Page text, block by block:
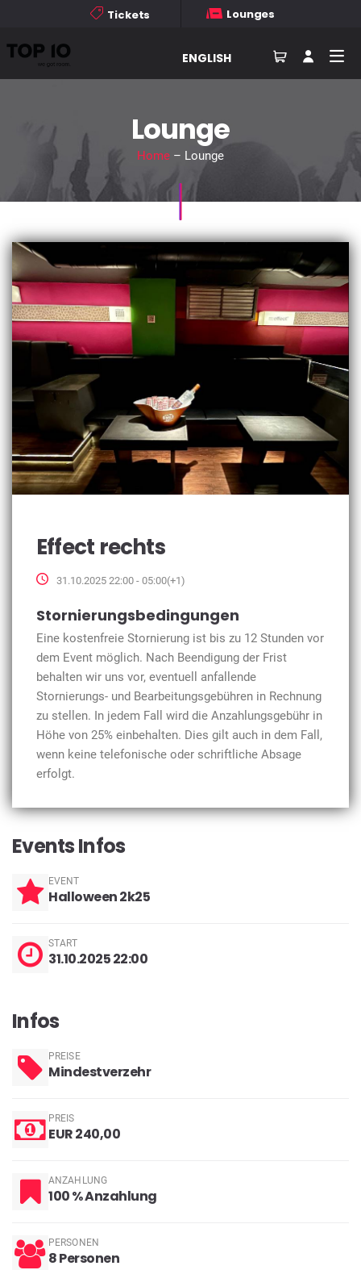
Tickets Lounges
ENGLISH
Lounge
Home– Lounge
Effect rechts
31.10.2025 22:00 - 05:00(+1)
Stornierungsbedingungen
Eine kostenfreie Stornierung ist bis zu 12 Stunden vor
dem Event möglich. Nach Beendigung der Frist
behalten wir uns vor, eventuell anfallende
Stornierungs- und Bearbeitungsgebühren in Rechnung
zu stellen. In jedem Fall wird die Anzahlungsgebühr in
Höhe von 25% einbehalten. Dies gilt auch in dem Fall,
wenn keine telefonische oder schriftliche Absage
erfolgt.
Events Infos
EVENT
Halloween 2k25
START
31.10.2025 22:00
Infos
PREISE
Mindestverzehr
PREIS
EUR 240,00
ANZAHLUNG
100 % Anzahlung
PERSONEN
8 Personen